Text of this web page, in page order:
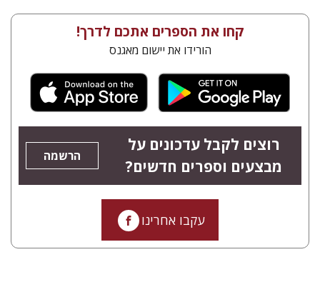
קחו את הספרים אתכם לדרך!
הורידו את יישום מאגנס
רוצים לקבל עדכונים על
מבצעים וספרים חדשים?
הרשמה
עקבו אחרינו